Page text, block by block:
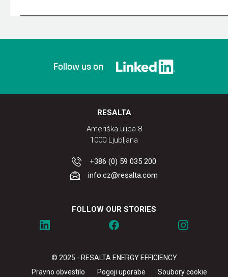
Follow us on
RESALTA
Ameriška ulica 8
1000 Ljubljana
+386 (0) 59 035 200
info.cz@resalta.com
FOLLOW OUR STORIES
© 2025 - RESALTA ENERGY EFFICIENCY
Pravno obvestilo
Pogoji uporabe Soubory cookie